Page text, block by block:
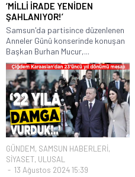
‘MİLLİ İRADE YENİDEN
ŞAHLANIYOR!’
Samsun'da partisince düzenlenen
Anneler Günü konserinde konuşan
Başkan Burhan Mucur,...
GÜNDEM, SAMSUN HABERLERİ,
SİYASET, ULUSAL
13 Ağustos 2024 15:39